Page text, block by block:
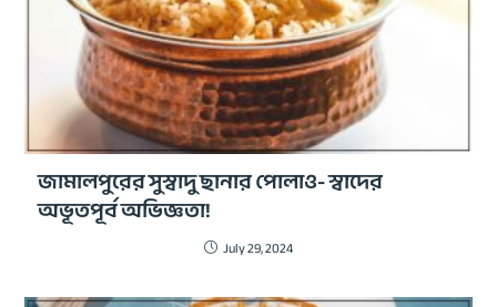
জামালপুরের সুস্বাদু ছানার পোলাও- স্বাদের
অভূতপূর্ব অভিজ্ঞতা!
July 29, 2024